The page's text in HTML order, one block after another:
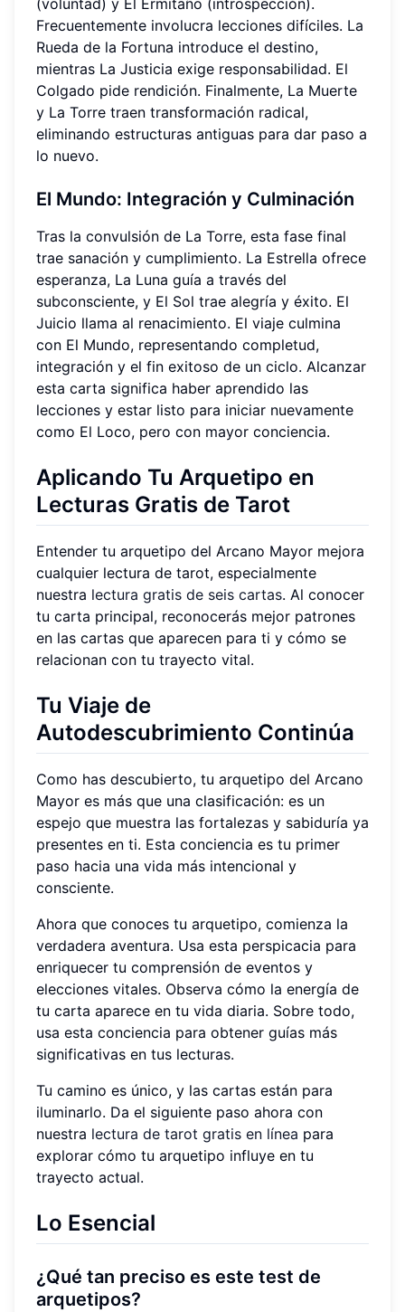
Frecuentemente involucra lecciones difíciles. La
Rueda de la Fortuna introduce el destino,
mientras La Justicia exige responsabilidad. El
Colgado pide rendición. Finalmente, La Muerte
y La Torre traen transformación radical,
eliminando estructuras antiguas para dar paso a
lo nuevo.
El Mundo: Integración y Culminación
Tras la convulsión de La Torre, esta fase final
trae sanación y cumplimiento. La Estrella ofrece
esperanza, La Luna guía a través del
subconsciente, y El Sol trae alegría y éxito. El
Juicio llama al renacimiento. El viaje culmina
con El Mundo, representando completud,
integración y el fin exitoso de un ciclo. Alcanzar
esta carta significa haber aprendido las
lecciones y estar listo para iniciar nuevamente
como El Loco, pero con mayor conciencia.
Aplicando Tu Arquetipo en
Lecturas Gratis de Tarot
Entender tu arquetipo del Arcano Mayor mejora
cualquier lectura de tarot, especialmente
nuestra lectura gratis de seis cartas. Al conocer
tu carta principal, reconocerás mejor patrones
en las cartas que aparecen para ti y cómo se
relacionan con tu trayecto vital.
Tu Viaje de
Autodescubrimiento Continúa
Como has descubierto, tu arquetipo del Arcano
Mayor es más que una clasificación: es un
espejo que muestra las fortalezas y sabiduría ya
presentes en ti. Esta conciencia es tu primer
paso hacia una vida más intencional y
consciente.
Ahora que conoces tu arquetipo, comienza la
verdadera aventura. Usa esta perspicacia para
enriquecer tu comprensión de eventos y
elecciones vitales. Observa cómo la energía de
tu carta aparece en tu vida diaria. Sobre todo,
usa esta conciencia para obtener guías más
significativas en tus lecturas.
Tu camino es único, y las cartas están para
iluminarlo. Da el siguiente paso ahora con
nuestra lectura de tarot gratis en línea para
explorar cómo tu arquetipo influye en tu
trayecto actual.
Lo Esencial
¿Qué tan preciso es este test de
arquetipos?